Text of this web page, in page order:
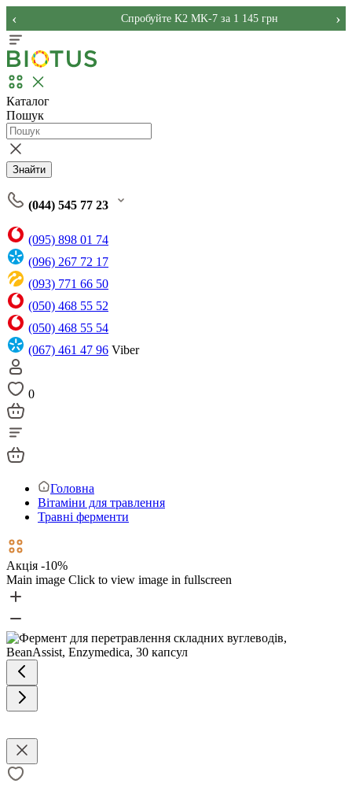
Спробуйте K2 MK-7 за 1 145 грн
‹ ›
Каталог
Пошук
Знайти
(044) 545 77 23
(095) 898 01 74
(096) 267 72 17
(093) 771 66 50
(050) 468 55 52
(050) 468 55 54
(067) 461 47 96 Viber
0
Головна
Вітаміни для травлення
Травні ферменти
Акція -10%
Main image Click to view image in fullscreen